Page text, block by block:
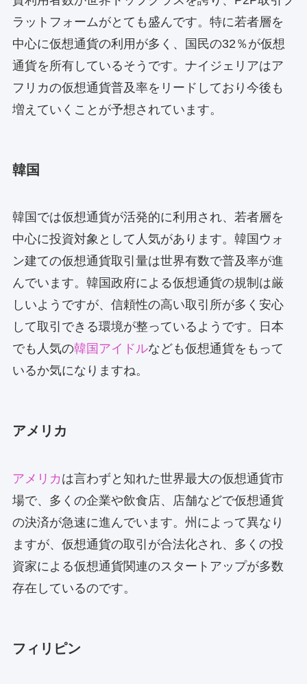
ラットフォームがとても盛んです。特に若者層を
中心に仮想通貨の利用が多く、国民の32％が仮想
通貨を所有しているそうです。ナイジェリアはア
フリカの仮想通貨普及率をリードしており今後も
増えていくことが予想されています。
韓国
韓国では仮想通貨が活発的に利用され、若者層を
中心に投資対象として人気があります。韓国ウォ
ン建ての仮想通貨取引量は世界有数で普及率が進
んでいます。韓国政府による仮想通貨の規制は厳
しいようですが、信頼性の高い取引所が多く安心
して取引できる環境が整っているようです。日本
でも人気の韓国アイドルなども仮想通貨をもって
いるか気になりますね。
アメリカ
アメリカは言わずと知れた世界最大の仮想通貨市
場で、多くの企業や飲食店、店舗などで仮想通貨
の決済が急速に進んでいます。州によって異なり
ますが、仮想通貨の取引が合法化され、多くの投
資家による仮想通貨関連のスタートアップが多数
存在しているのです。
フィリピン